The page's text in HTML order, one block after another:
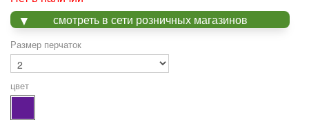
смотреть в сети розничных магазинов
Размер перчаток
цвет